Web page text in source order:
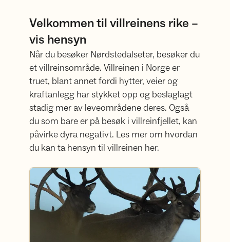
Velkommen til villreinens rike –
vis hensyn
Når du besøker Nørdstedalseter, besøker du
et villreinsområde. Villreinen i Norge er
truet, blant annet fordi hytter, veier og
kraftanlegg har stykket opp og beslaglagt
stadig mer av leveområdene deres. Også
du som bare er på besøk i villreinfjellet, kan
påvirke dyra negativt. Les mer om hvordan
du kan ta hensyn til villreinen her.
https://www.dnt.no/turtips/turvett/artikler/ta-hensyn-